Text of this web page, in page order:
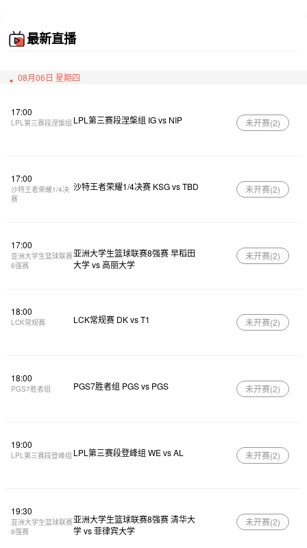
最新直播
08月06日 星期四
17:00
LPL第三赛段涅槃组 LPL第三赛段涅槃组 IG vs NIP 未开赛(2)
17:00
沙特王者荣耀1/4决
赛
沙特王者荣耀1/4决赛 KSG vs TBD 未开赛(2)
17:00
亚洲大学生篮球联赛
8强赛
亚洲大学生篮球联赛8强赛 早稻田
大学 vs 高丽大学
未开赛(2)
18:00
LCK常规赛 LCK常规赛 DK vs T1 未开赛(2)
18:00
PGS7胜者组 PGS7胜者组 PGS vs PGS 未开赛(2)
19:00
LPL第三赛段登峰组 LPL第三赛段登峰组 WE vs AL 未开赛(2)
19:30
亚洲大学生篮球联赛
8强赛
亚洲大学生篮球联赛8强赛 清华大
学 vs 菲律宾大学
未开赛(2)